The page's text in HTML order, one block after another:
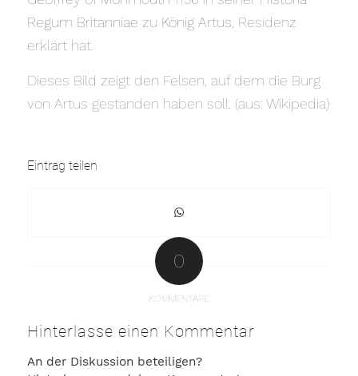
Regum Britanniae zu König Artus ‚ Residenz
erklärt hat.
Dieses Bild zeigt den Felsen, auf dem die Burg
von Artus gestanden haben soll. (aus: Wikipedia)
Eintrag teilen
0
KOMMENTARE
Hinterlasse einen Kommentar
An der Diskussion beteiligen?